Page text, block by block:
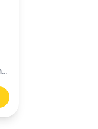
Wat te doen in Nederland met een klein budget? Gelukkig zijn er volop budgetvriendelijke uitjes te vinden! Of je nu houdt van de natuur, cultuur of avontuur, er is altijd...